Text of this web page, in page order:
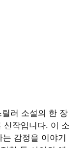
러 소설의 한 장
신작입니다. 이 소
감정을 이야기